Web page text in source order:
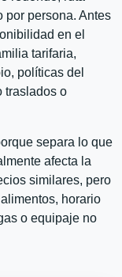
por persona. Antes
en el
tarifaria,
políticas del
traslados o
separa lo que
afecta la
similares, pero
horario
o equipaje no